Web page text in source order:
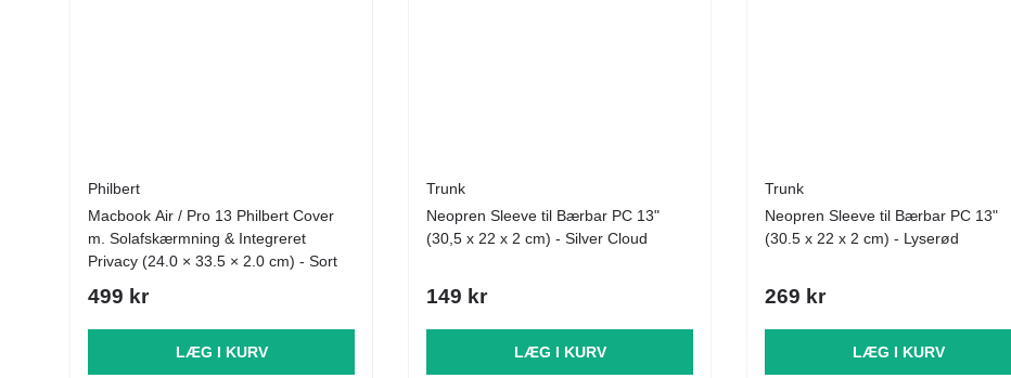
Philbert
Macbook Air / Pro 13 Philbert Cover
m. Solafskærmning & Integreret
Privacy (24.0 × 33.5 × 2.0 cm) - Sort
499 kr
LÆG I KURV
Trunk
Neopren Sleeve til Bærbar PC 13"
(30,5 x 22 x 2 cm) - Silver Cloud
149 kr
LÆG I KURV
Trunk
Neopren Sleeve til Bærbar PC 13"
(30.5 x 22 x 2 cm) - Lyserød
269 kr
LÆG I KURV